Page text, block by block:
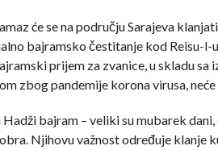
će se na području Sarajeva
bajramsko čestitanje kod Reisu-l-
prijem za zvanice, u skladu sa
zbog pandemije korona virusa,
bajram – veliki su mubarek
Njihovu važnost određuje klanje